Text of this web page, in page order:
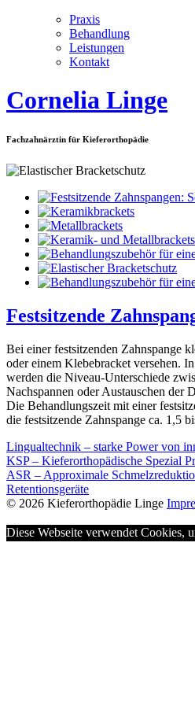
Praxis
Behandlung
Leistungen
Kontakt
Cornelia Linge
Fachzahnärztin für Kieferorthopädie
Festsitzende
Bei einer festsitzenden Zahnspange
oder einem Klebebracket versehen.
werden die Niveau-Unterschiede
Nachspannen oder Austauschen der
Die Behandlungszeit mit einer
die festsitzende Zahnspange ca. 1,5
Lingualtechnik – starke Power von
KSP – Kieferorthopädische Spezial
ASR – Approximale
Retentionsgeräte
© 2026 Kieferorthopädie Linge
Diese Webseite verwendet Cookies,